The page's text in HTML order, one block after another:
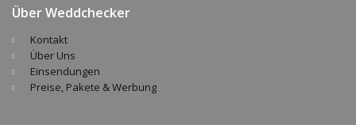
Über Weddchecker
Kontakt
Über Uns
Einsendungen
Preise, Pakete & Werbung